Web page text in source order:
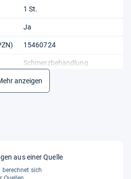
1 St.
Ja
15460724
Schmerzbehandlung
Oral
anzeigen
aus einer Quelle
berechnet sich